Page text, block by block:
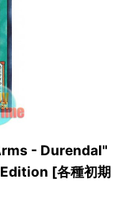
- Durendal"
Edition [各種初期